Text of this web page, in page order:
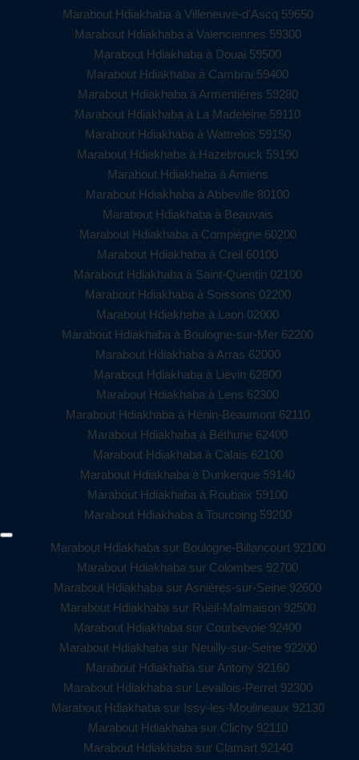
Marabout Hdiakhaba à Villeneuve-d'Ascq 59650
Marabout Hdiakhaba à Valenciennes 59300
Marabout Hdiakhaba à Douai 59500
Marabout Hdiakhaba à Cambrai 59400
Marabout Hdiakhaba à Armentières 59280
Marabout Hdiakhaba à La Madeleine 59110
Marabout Hdiakhaba à Wattrelos 59150
Marabout Hdiakhaba à Hazebrouck 59190
Marabout Hdiakhaba à Amiens
Marabout Hdiakhaba à Abbeville 80100
Marabout Hdiakhaba à Beauvais
Marabout Hdiakhaba à Compiègne 60200
Marabout Hdiakhaba à Creil 60100
Marabout Hdiakhaba à Saint-Quentin 02100
Marabout Hdiakhaba à Soissons 02200
Marabout Hdiakhaba à Laon 02000
Marabout Hdiakhaba à Boulogne-sur-Mer 62200
Marabout Hdiakhaba à Arras 62000
Marabout Hdiakhaba à Liévin 62800
Marabout Hdiakhaba à Lens 62300
Marabout Hdiakhaba à Hénin-Beaumont 62110
Marabout Hdiakhaba à Béthune 62400
Marabout Hdiakhaba à Calais 62100
Marabout Hdiakhaba à Dunkerque 59140
Marabout Hdiakhaba à Roubaix 59100
Marabout Hdiakhaba à Tourcoing 59200
Marabout Hdiakhaba sur Boulogne-Billancourt 92100
Marabout Hdiakhaba sur Colombes 92700
Marabout Hdiakhaba sur Asnières-sur-Seine 92600
Marabout Hdiakhaba sur Rueil-Malmaison 92500
Marabout Hdiakhaba sur Courbevoie 92400
Marabout Hdiakhaba sur Neuilly-sur-Seine 92200
Marabout Hdiakhaba sur Antony 92160
Marabout Hdiakhaba sur Levallois-Perret 92300
Marabout Hdiakhaba sur Issy-les-Moulineaux 92130
Marabout Hdiakhaba sur Clichy 92110
Marabout Hdiakhaba sur Clamart 92140